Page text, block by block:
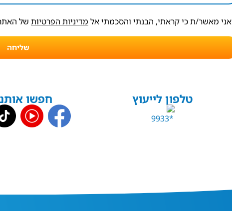
אני מאשר/ת כי קראתי, הבנתי והסכמתי אל מדיניות הפרטיות של
שליחה
טלפון לייעוץ חפשו